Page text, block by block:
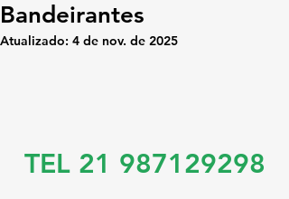
Bandeirantes
Atualizado: 4 de nov. de 2025
TEL 21 987129298